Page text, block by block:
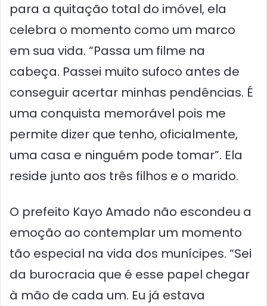
para a quitação total do imóvel, ela
celebra o momento como um marco
em sua vida. “Passa um filme na
cabeça. Passei muito sufoco antes de
conseguir acertar minhas pendências. É
uma conquista memorável pois me
permite dizer que tenho, oficialmente,
uma casa e ninguém pode tomar”. Ela
reside junto aos três filhos e o marido.
O prefeito Kayo Amado não escondeu a
emoção ao contemplar um momento
tão especial na vida dos munícipes. “Sei
da burocracia que é esse papel chegar
à mão de cada um. Eu já estava